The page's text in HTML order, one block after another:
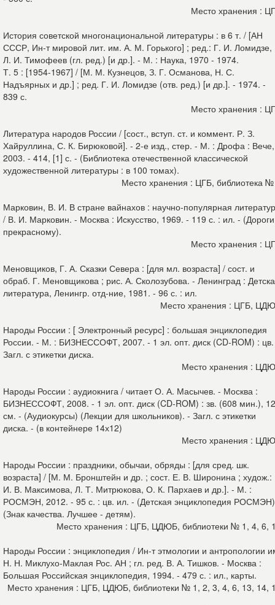
Место хранения :
История советской многонациональной литературы : в 6 т. / [АН
СССР, Ин-т мировой лит. им. А. М. Горького] ; ред.: Г. И. Ломидзе,
Л. И. Тимофеев (гл. ред.) [и др.]. - М. : Наука, 1970 - 1974.
Т. 5 : [1954-1967] / [М. М. Кузнецов, З. Г. Османова, Н. С.
Надъярных и др.] ; ред. Г. И. Ломидзе (отв. ред.) [и др.]. - 1974. -
839 с.
Место хранения :
Литература народов России / [сост., вступ. ст. и коммент. Р. З.
Хайруллина, С. К. Бирюковой]. - 2-е изд., стер. - М. : Дрофа : Вече,
2003. - 414, [1] с. - (Библиотека отечественной классической
художественной литературы : в 100 томах).
Место хранения : ЦГБ, библиотека
Марковин, В. И. В стране вайнахов : научно-популярная
/ В. И. Марковин. - Москва : Искусство, 1969. - 119 с. : ил. -
прекрасному).
Место хранения :
Меновщиков, Г. А. Сказки Севера : [для мл. возраста] / сост. и
обраб. Г. Меновщикова ; рис. А. Сколозубова. - Ленинград :
литература, Ленингр. отд-ние, 1981. - 96 с. : ил.
Место хранения : ЦГБ,
Народы России : [ Электронный ресурс] : большая энциклопедия
России. - М. : БИЗНЕССОФТ, 2007. - 1 эл. опт. диск (CD-ROM) :
Загл. с этикетки диска.
Место хранения :
Народы России : аудиокнига / читает О. А. Масычев. - Москва :
БИЗНЕССОФТ, 2008. - 1 эл. опт. диск (CD-ROM) : зв. (608 мин.), 12
см. - (Аудиокурсы) (Лекции для школьников). - Загл. с этикетки
диска. - (в контейнере 14х12)
Место хранения :
Народы России : праздники, обычаи, обряды : [для сред. шк.
возраста] / [М. М. Бронштейн и др. ; сост. Е. В. Широнина ; худож.:
И. В. Максимова, Л. Т. Митрюкова, О. К. Пархаев и др.]. - М. :
РОСМЭН, 2012. - 95 с. : цв. ил. - (Детская энциклопедия РОСМЭН)
(Знак качества. Лучшее - детям).
Место хранения : ЦГБ, ЦДЮБ, библиотеки № 1, 4, 6,
Народы России : энциклопедия / Ин-т этмологии и антропологии
Н. Н. Миклухо-Маклая Рос. АН ; гл. ред. В. А. Тишков. - Москва :
Большая Российская энциклопедия, 1994. - 479 с. : ил., карты.
Место хранения : ЦГБ, ЦДЮБ, библиотеки № 1, 2, 3, 4, 6, 13, 14,